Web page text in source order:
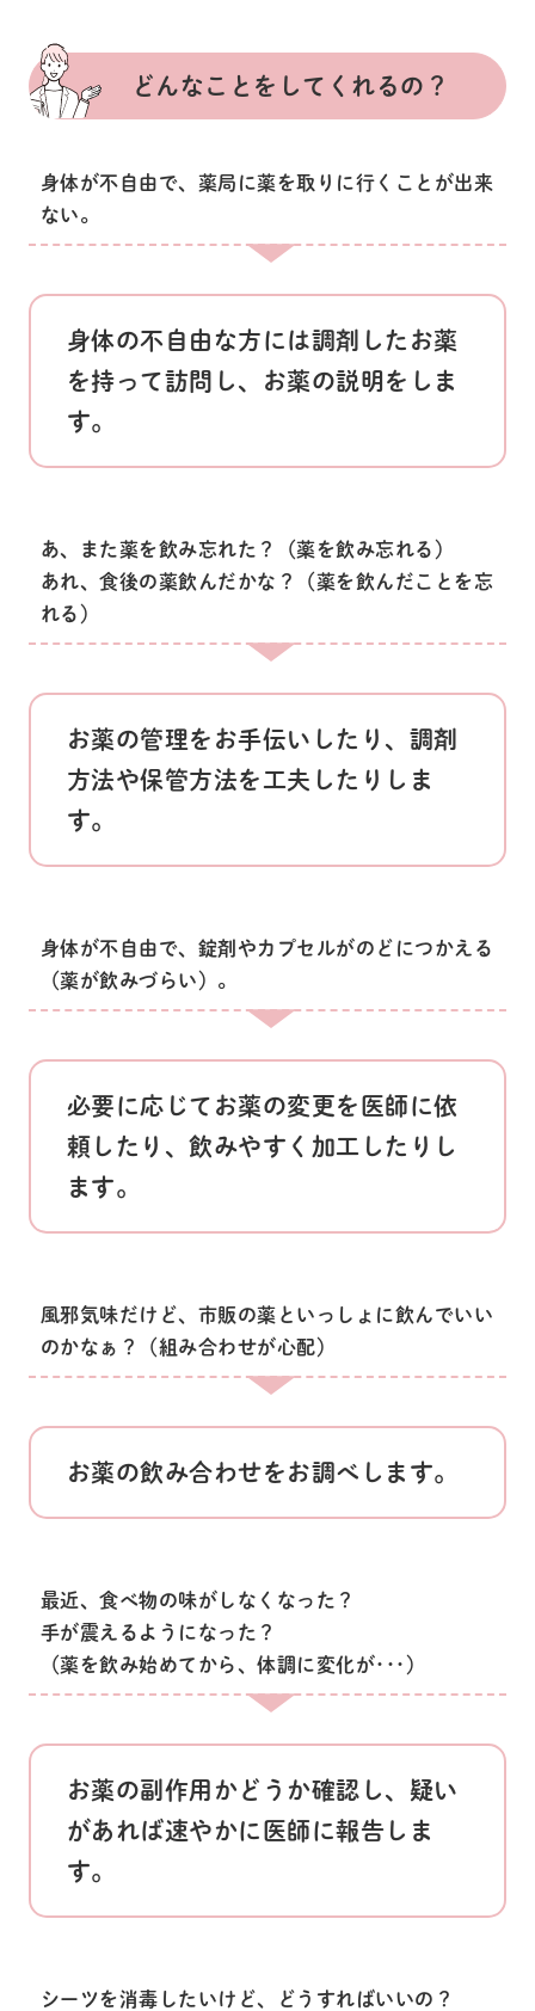
どんなことをしてくれるの？
身体が不自由で、薬局に薬を取りに行くことが出来
ない。
身体の不自由な方には調剤したお薬
を持って訪問し、お薬の説明をしま
す。
あ、また薬を飲み忘れた？（薬を飲み忘れる）
あれ、食後の薬飲んだかな？（薬を飲んだことを忘
れる）
お薬の管理をお手伝いしたり、調剤
方法や保管方法を工夫したりしま
す。
身体が不自由で、錠剤やカプセルがのどにつかえる
（薬が飲みづらい）。
必要に応じてお薬の変更を医師に依
頼したり、飲みやすく加工したりし
ます。
風邪気味だけど、市販の薬といっしょに飲んでいい
のかなぁ？（組み合わせが心配）
お薬の飲み合わせをお調べします。
最近、食べ物の味がしなくなった？
手が震えるようになった？
（薬を飲み始めてから、体調に変化が･･･）
お薬の副作用かどうか確認し、疑い
があれば速やかに医師に報告しま
す。
シーツを消毒したいけど、どうすればいいの？